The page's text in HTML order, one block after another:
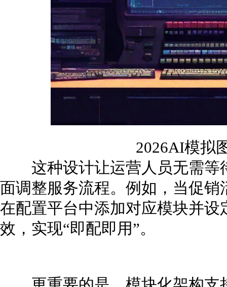
2026AI模拟
这种设计让运营人员无需等
面调整服务流程。例如，当促
在配置平台中添加对应模块并
效，实现“即配即用”。